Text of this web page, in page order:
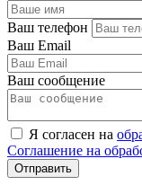
Ваш телефон
Ваш Email
Ваш сообщение
Я согласен на
Соглашение на